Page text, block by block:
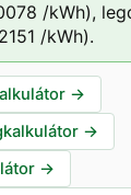
/kWh),
/kWh).
→
→
→